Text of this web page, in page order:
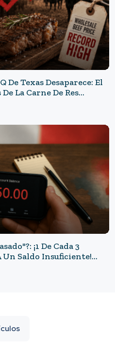
De Texas Desaparece: El
La Carne De Res
Estados Unidos
¡1 De Cada 3
Un Saldo Insuficiente!